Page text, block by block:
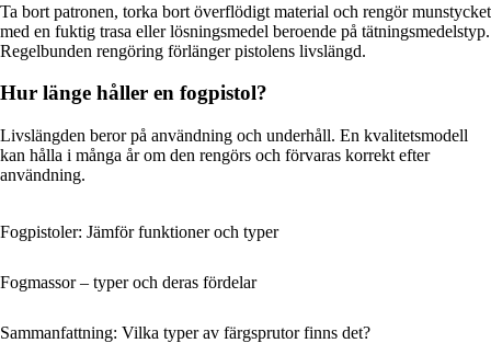
Ta bort patronen, torka bort överflödigt material och rengör munstycket
med en fuktig trasa eller lösningsmedel beroende på tätningsmedelstyp.
Regelbunden rengöring förlänger pistolens livslängd.
Hur länge håller en fogpistol?
Livslängden beror på användning och underhåll. En kvalitetsmodell
kan hålla i många år om den rengörs och förvaras korrekt efter
användning.
Fogpistoler: Jämför funktioner och typer
Fogmassor – typer och deras fördelar
Sammanfattning: Vilka typer av färgsprutor finns det?